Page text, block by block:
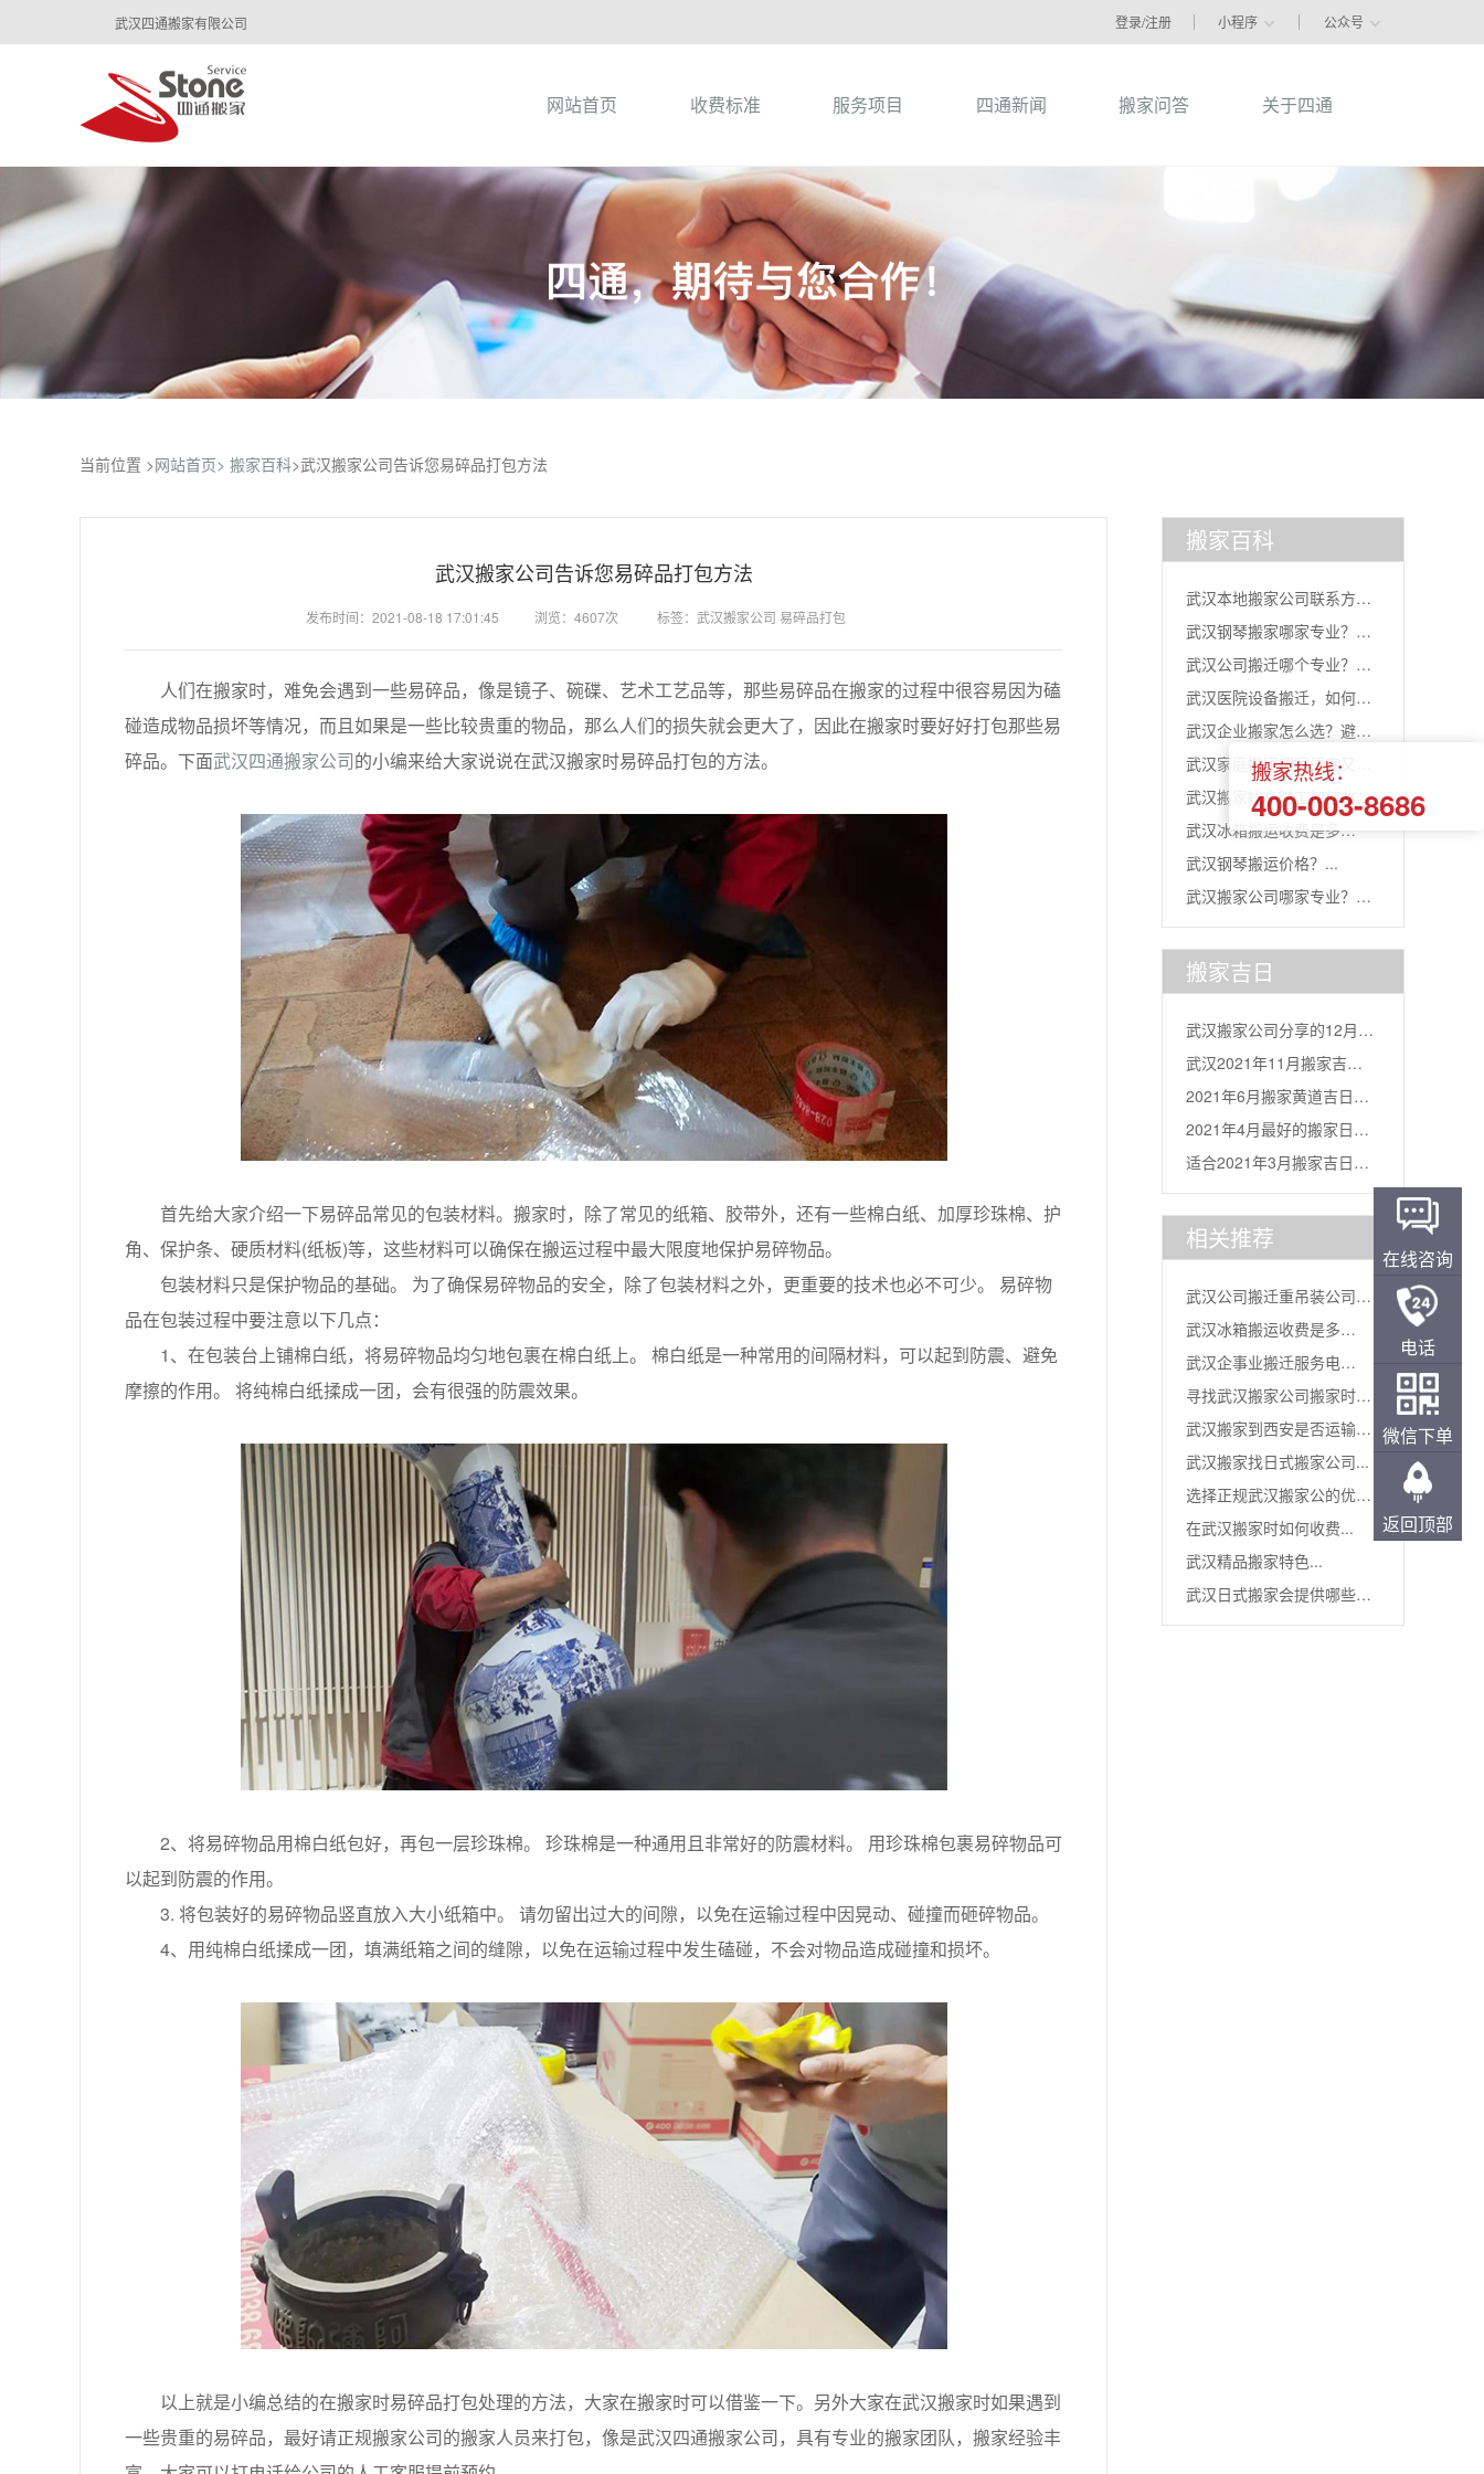
武汉四通搬家有限公司 登录/注册 小程序 公众号
网站首页 收费标准 服务项目 四通新闻 搬家问答 关于四通
当前位置 >网站首页> 搬家百科>武汉搬家公司告诉您易碎品打包方法
武汉搬家公司告诉您易碎品打包方法
发布时间：2021-08-18 17:01:45 浏览：4607次 标签：武汉搬家公司 易碎品打包
人们在搬家时，难免会遇到一些易碎品，像是镜子、碗碟、艺术工艺品等，那些易碎品在搬家的过程中很容易因为磕
碰造成物品损坏等情况，而且如果是一些比较贵重的物品，那么人们的损失就会更大了，因此在搬家时要好好打包那些易
碎品。下面武汉四通搬家公司的小编来给大家说说在武汉搬家时易碎品打包的方法。
首先给大家介绍一下易碎品常见的包装材料。搬家时，除了常见的纸箱、胶带外，还有一些棉白纸、加厚珍珠棉、护
角、保护条、硬质材料(纸板)等，这些材料可以确保在搬运过程中最大限度地保护易碎物品。
包装材料只是保护物品的基础。 为了确保易碎物品的安全，除了包装材料之外，更重要的技术也必不可少。 易碎物
品在包装过程中要注意以下几点：
1、在包装台上铺棉白纸，将易碎物品均匀地包裹在棉白纸上。 棉白纸是一种常用的间隔材料，可以起到防震、避免
摩擦的作用。 将纯棉白纸揉成一团，会有很强的防震效果。
2、将易碎物品用棉白纸包好，再包一层珍珠棉。 珍珠棉是一种通用且非常好的防震材料。 用珍珠棉包裹易碎物品可
以起到防震的作用。
3. 将包装好的易碎物品竖直放入大小纸箱中。 请勿留出过大的间隙，以免在运输过程中因晃动、碰撞而砸碎物品。
4、用纯棉白纸揉成一团，填满纸箱之间的缝隙，以免在运输过程中发生磕碰，不会对物品造成碰撞和损坏。
以上就是小编总结的在搬家时易碎品打包处理的方法，大家在搬家时可以借鉴一下。另外大家在武汉搬家时如果遇到
一些贵重的易碎品，最好请正规搬家公司的搬家人员来打包，像是武汉四通搬家公司，具有专业的搬家团队，搬家经验丰
搬家百科
武汉本地搬家公司联系方
式？记住...
武汉钢琴搬家哪家专业？选
对团队...
武汉公司搬迁哪个专业？看
准这三...
武汉医院设备搬迁，如何选
对“搬...
武汉企业搬家怎么选？避开
误区，...
武汉家庭搬家哪家便宜又靠
谱？三...
武汉搬家找小时工如何收
费？...
武汉冰箱搬运收费是多
少？...
武汉钢琴搬运价格？...
武汉搬家公司哪家专业？四
通搬家...
搬家吉日
武汉搬家公司分享的12月搬
家吉...
武汉2021年11月搬家吉日
2021年6月搬家黄道吉日一
2021年4月最好的搬家日
子...
适合2021年3月搬家吉日
表...
相关推荐
武汉公司搬迁重吊装公司哪
家好...
武汉冰箱搬运收费是多
少？...
武汉企事业搬迁服务电
话？...
寻找武汉搬家公司搬家时的
注意事...
武汉搬家到西安是否运输速
度越快...
武汉搬家找日式搬家公司...
选择正规武汉搬家公的优势
_武汉...
在武汉搬家时如何收费...
武汉精品搬家特色...
武汉日式搬家会提供哪些服
搬家热线：
400-003-8686
在线咨询
电话
微信下单
返回顶部